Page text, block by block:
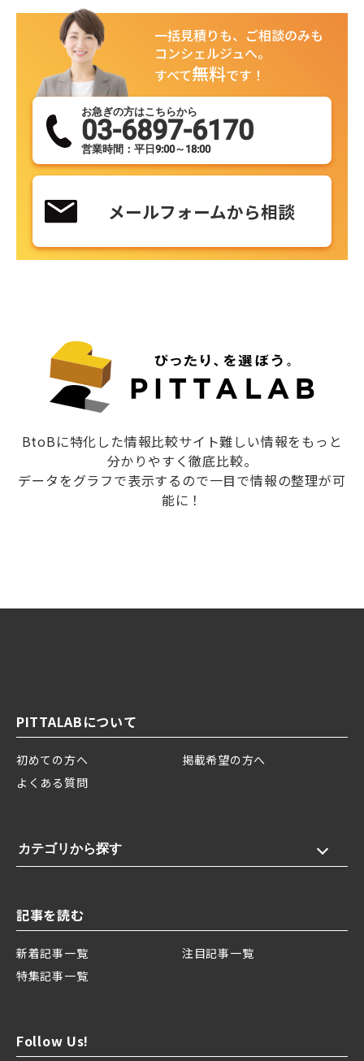
一括見積りも、ご相談のみも
コンシェルジュへ。
すべて無料です！
お急ぎの方はこちらから
03-6897-6170
営業時間：平日9:00～18:00
メールフォームから相談
BtoBに特化した情報比較サイト難しい情報をもっと
分かりやすく徹底比較。
データをグラフで表示するので一目で情報の整理が可
能に！
PITTALABについて
初めての方へ
掲載希望の方へ
よくある質問
カテゴリから探す
記事を読む
新着記事一覧
注目記事一覧
特集記事一覧
Follow Us!